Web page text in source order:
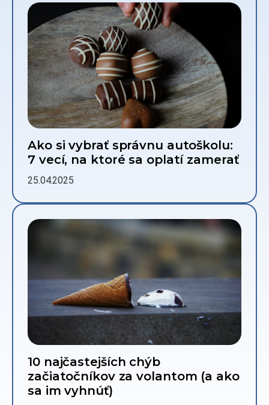
Ako si vybrať správnu autoškolu:
7 vecí, na ktoré sa oplatí zamerať
25.04.2025
10 najčastejších chýb
začiatočníkov za volantom (a ako
sa im vyhnúť)